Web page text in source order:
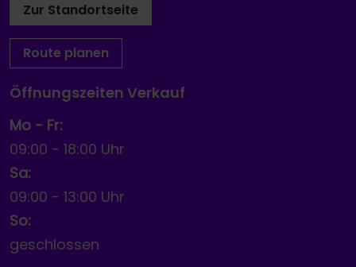
Zur Standortseite
Route planen
Öffnungszeiten Verkauf
Mo - Fr:
09:00 - 18:00 Uhr
Sa:
09:00 - 13:00 Uhr
So:
geschlossen